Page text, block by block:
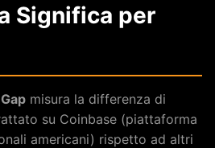
Significa per
misura la differenza di
su Coinbase (piattaforma
americani) rispetto ad altri